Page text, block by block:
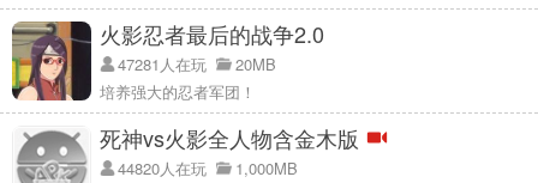
火影忍者最后的战争2.0
47281人在玩
20MB
培养强大的忍者军团！
死神vs火影全人物含金木版
44820人在玩
1,000MB